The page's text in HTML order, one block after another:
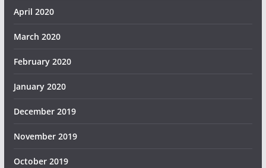
April 2020
March 2020
February 2020
January 2020
December 2019
November 2019
October 2019